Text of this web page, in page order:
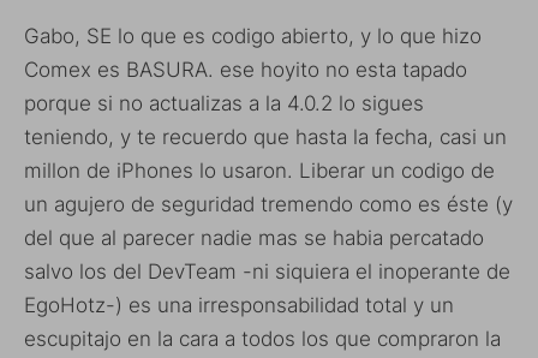
Gabo, SE lo que es codigo abierto, y lo que hizo
Comex es BASURA. ese hoyito no esta tapado
porque si no actualizas a la 4.0.2 lo sigues
teniendo, y te recuerdo que hasta la fecha, casi un
millon de iPhones lo usaron. Liberar un codigo de
un agujero de seguridad tremendo como es éste (y
del que al parecer nadie mas se habia percatado
salvo los del DevTeam -ni siquiera el inoperante de
EgoHotz-) es una irresponsabilidad total y un
escupitajo en la cara a todos los que compraron la